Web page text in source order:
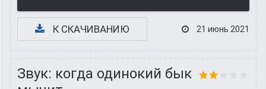
К СКАЧИВАНИЮ 21 июнь 2021
Звук: когда одинокий бык